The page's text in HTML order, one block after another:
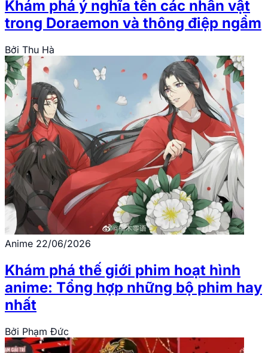
Khám phá ý nghĩa tên các nhân vật
trong Doraemon và thông điệp ngầm
Bởi Thu Hà
Anime 22/06/2026
Khám phá thế giới phim hoạt hình
anime: Tổng hợp những bộ phim hay
nhất
Bởi Phạm Đức